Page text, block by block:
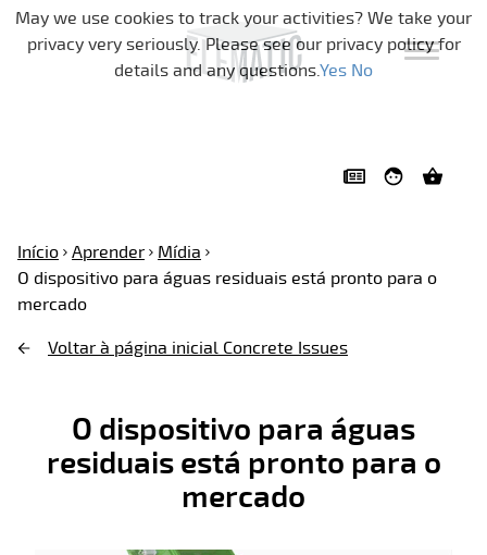
Pular a navegação
Início Aprender
Mídia
O dispositivo para águas residuais está pronto para o
mercado
Voltar à página inicial Concrete Issues
O dispositivo para águas
residuais está pronto para o
mercado
May we use cookies to track your activities? We take your
privacy very seriously. Please see our privacy policy for
details and any questions.Yes No